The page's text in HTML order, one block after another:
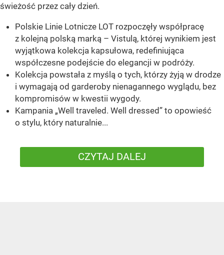
świeżość przez cały dzień.
Polskie Linie Lotnicze LOT rozpoczęły współpracę
z kolejną polską marką – Vistulą, której wynikiem jest
wyjątkowa kolekcja kapsułowa, redefiniująca
współczesne podejście do elegancji w podróży.
Kolekcja powstała z myślą o tych, którzy żyją w drodze
i wymagają od garderoby nienagannego wyglądu, bez
kompromisów w kwestii wygody.
Kampania „Well traveled. Well dressed” to opowieść
o stylu, który naturalnie...
CZYTAJ DALEJ